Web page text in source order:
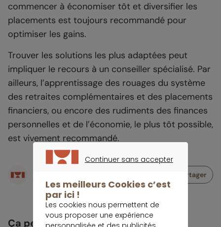
commencer à économiser tôt et diversifier les
placements est toujours recommandé pour
optimiser les gains.
Trouver les solutions les plus adaptées peut
impliquer le recours à un conseiller spécialisé. Par
ailleurs, l’apprentissage des rouages du système
des retraites complémentaires et des placements
financiers, ou encore des rudiments des finances
personnelles et de l’économie, le plus tôt possible,
est vivement recommandé.
Rédaction meilleurtaux Placement
Partager
Ça peut vous intéresser
Continuer sans accepter
Les meilleurs Cookies c’est
par ici !
Les cookies nous permettent de
vous proposer une expérience